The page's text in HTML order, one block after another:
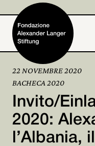
Home
Fondazione
Attività e progetti
22 NOVEMBRE 2020
BACHECA 2020
Invito/
2020:
l’Albania,